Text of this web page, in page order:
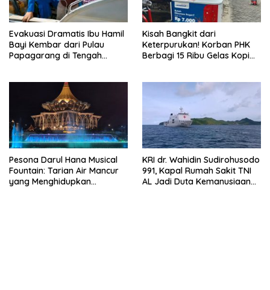
Evakuasi Dramatis Ibu Hamil
Bayi Kembar dari Pulau
Papagarang di Tengah
Kisah Bangkit dari
Keterpurukan! Korban PHK
Berbagi 15 Ribu Gelas Kopi
Pesona Darul Hana Musical
Fountain: Tarian Air Mancur
yang Menghidupkan
KRI dr. Wahidin Sudirohusodo
991, Kapal Rumah Sakit TNI
AL Jadi Duta Kemanusiaan